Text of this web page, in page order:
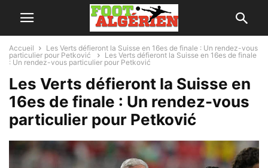
Accueil
Les Verts défieront la Suisse en 16es de finale : Un rendez-vous
particulier pour Petković
Les Verts défieront la Suisse en 16es de finale
: Un rendez-vous particulier pour Petković
Les Verts défieront la Suisse en
16es de finale : Un rendez-vous
particulier pour Petković